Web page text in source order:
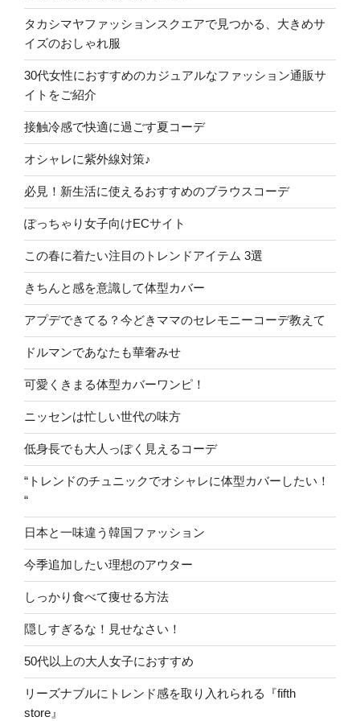
タカシマヤファッションスクエアで見つかる、大きめサ
イズのおしゃれ服
30代女性におすすめのカジュアルなファッション通販サ
イトをご紹介
接触冷感で快適に過ごす夏コーデ
オシャレに紫外線対策♪
必見！新生活に使えるおすすめのブラウスコーデ
ぽっちゃり女子向けECサイト
この春に着たい注目のトレンドアイテム 3選
きちんと感を意識して体型カバー
アプデできてる？今どきママのセレモニーコーデ教えて
ドルマンであなたも華奢みせ
可愛くきまる体型カバーワンピ！
ニッセンは忙しい世代の味方
低身長でも大人っぽく見えるコーデ
“トレンドのチュニックでオシャレに体型カバーしたい！
“
日本と一味違う韓国ファッション
今季追加したい理想のアウター
しっかり食べて痩せる方法
隠しすぎるな！見せなさい！
50代以上の大人女子におすすめ
リーズナブルにトレンド感を取り入れられる『fifth
store』